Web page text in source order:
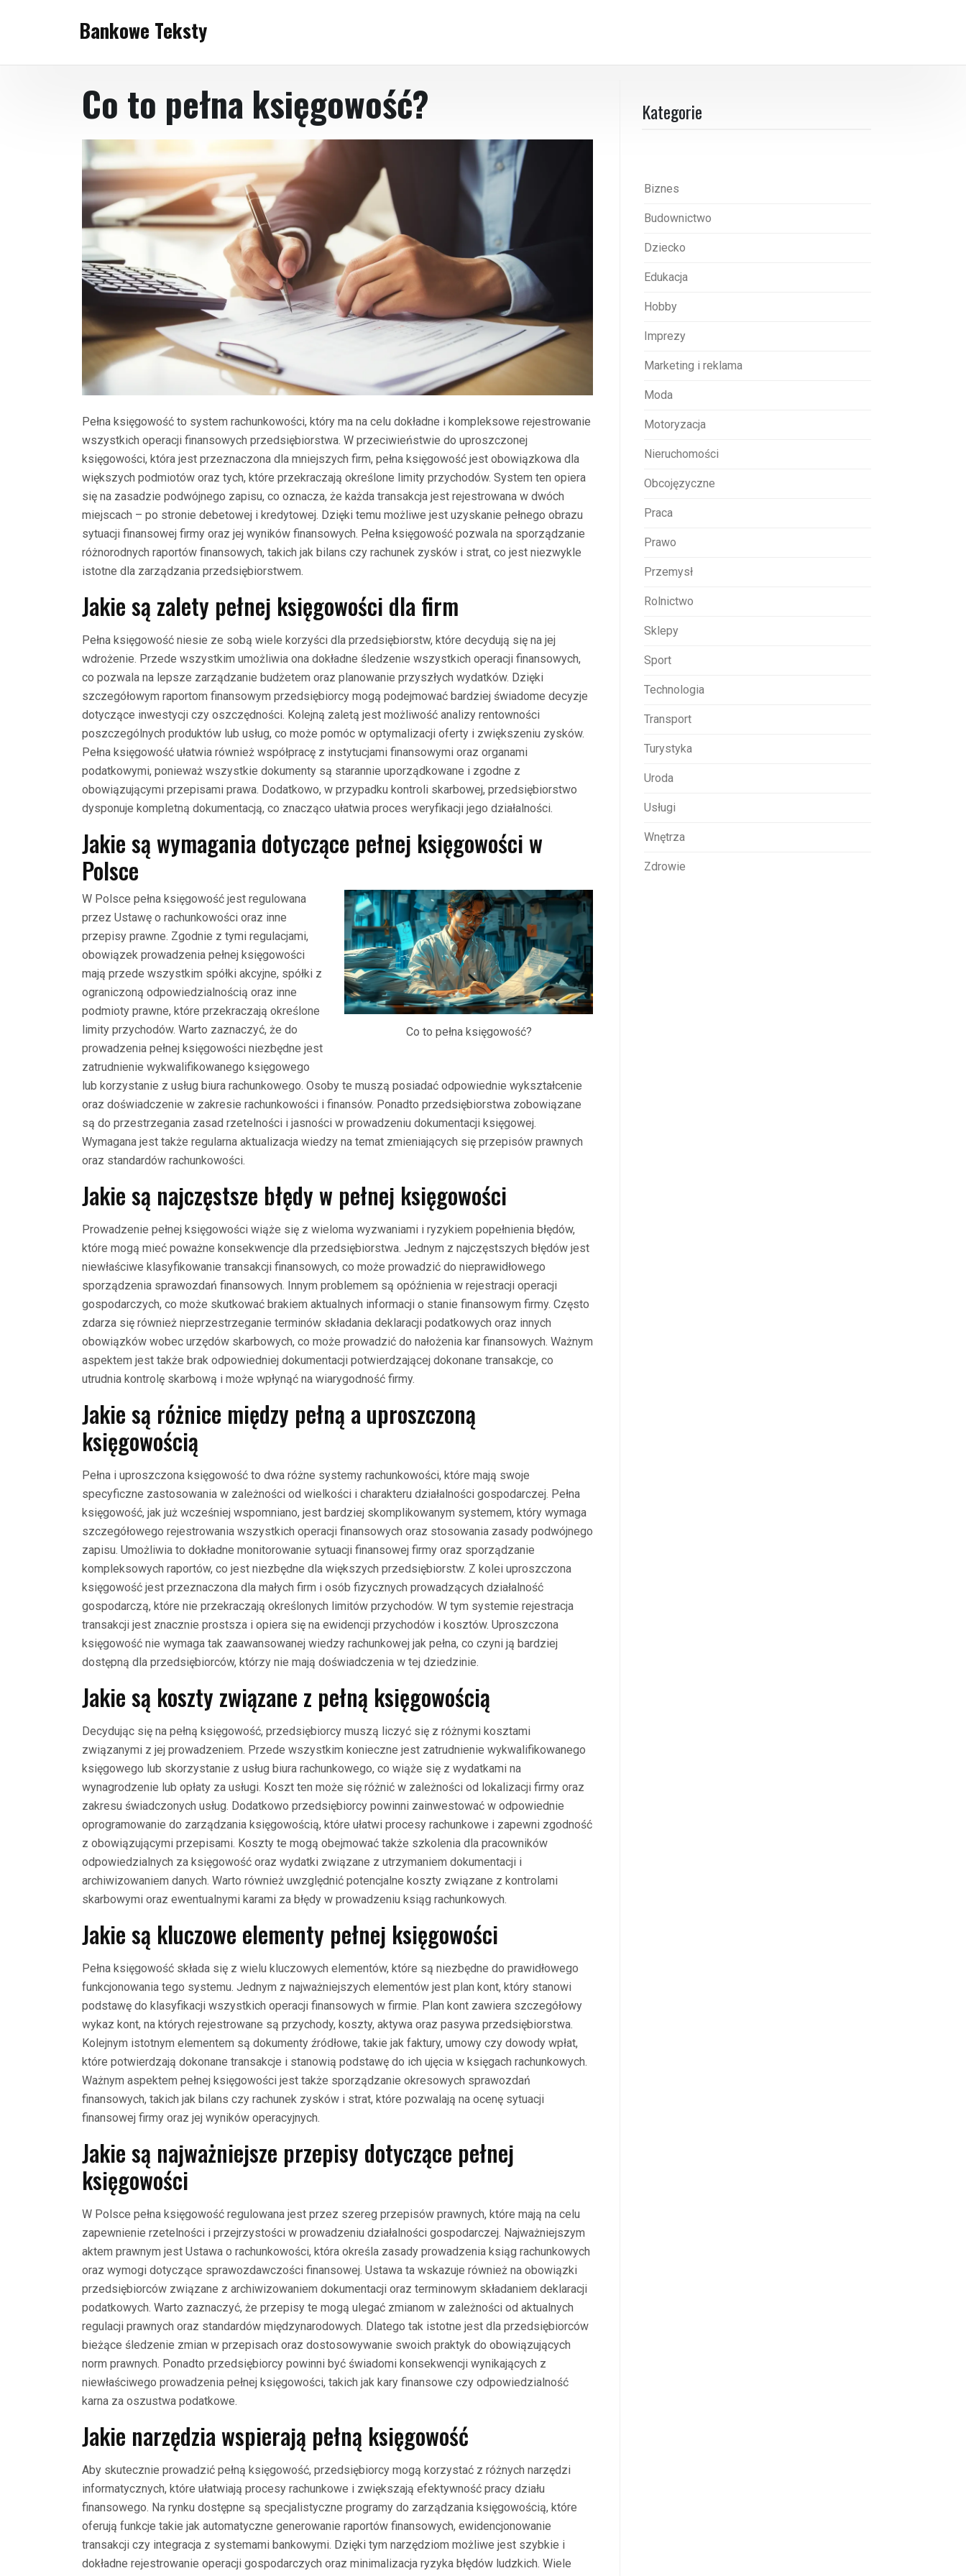
Bankowe Teksty
Co to pełna księgowość?
Pełna księgowość to system rachunkowości, który ma na celu dokładne i kompleksowe rejestrowanie
wszystkich operacji finansowych przedsiębiorstwa. W przeciwieństwie do uproszczonej
księgowości, która jest przeznaczona dla mniejszych firm, pełna księgowość jest obowiązkowa dla
większych podmiotów oraz tych, które przekraczają określone limity przychodów. System ten opiera
się na zasadzie podwójnego zapisu, co oznacza, że każda transakcja jest rejestrowana w dwóch
miejscach – po stronie debetowej i kredytowej. Dzięki temu możliwe jest uzyskanie pełnego obrazu
sytuacji finansowej firmy oraz jej wyników finansowych. Pełna księgowość pozwala na sporządzanie
różnorodnych raportów finansowych, takich jak bilans czy rachunek zysków i strat, co jest niezwykle
istotne dla zarządzania przedsiębiorstwem.
Jakie są zalety pełnej księgowości dla firm
Pełna księgowość niesie ze sobą wiele korzyści dla przedsiębiorstw, które decydują się na jej
wdrożenie. Przede wszystkim umożliwia ona dokładne śledzenie wszystkich operacji finansowych,
co pozwala na lepsze zarządzanie budżetem oraz planowanie przyszłych wydatków. Dzięki
szczegółowym raportom finansowym przedsiębiorcy mogą podejmować bardziej świadome decyzje
dotyczące inwestycji czy oszczędności. Kolejną zaletą jest możliwość analizy rentowności
poszczególnych produktów lub usług, co może pomóc w optymalizacji oferty i zwiększeniu zysków.
Pełna księgowość ułatwia również współpracę z instytucjami finansowymi oraz organami
podatkowymi, ponieważ wszystkie dokumenty są starannie uporządkowane i zgodne z
obowiązującymi przepisami prawa. Dodatkowo, w przypadku kontroli skarbowej, przedsiębiorstwo
dysponuje kompletną dokumentacją, co znacząco ułatwia proces weryfikacji jego działalności.
Jakie są wymagania dotyczące pełnej księgowości w
Polsce
Co to pełna księgowość?
W Polsce pełna księgowość jest regulowana
przez Ustawę o rachunkowości oraz inne
przepisy prawne. Zgodnie z tymi regulacjami,
obowiązek prowadzenia pełnej księgowości
mają przede wszystkim spółki akcyjne, spółki z
ograniczoną odpowiedzialnością oraz inne
podmioty prawne, które przekraczają określone
limity przychodów. Warto zaznaczyć, że do
prowadzenia pełnej księgowości niezbędne jest
zatrudnienie wykwalifikowanego księgowego
lub korzystanie z usług biura rachunkowego. Osoby te muszą posiadać odpowiednie wykształcenie
oraz doświadczenie w zakresie rachunkowości i finansów. Ponadto przedsiębiorstwa zobowiązane
są do przestrzegania zasad rzetelności i jasności w prowadzeniu dokumentacji księgowej.
Wymagana jest także regularna aktualizacja wiedzy na temat zmieniających się przepisów prawnych
oraz standardów rachunkowości.
Jakie są najczęstsze błędy w pełnej księgowości
Prowadzenie pełnej księgowości wiąże się z wieloma wyzwaniami i ryzykiem popełnienia błędów,
które mogą mieć poważne konsekwencje dla przedsiębiorstwa. Jednym z najczęstszych błędów jest
niewłaściwe klasyfikowanie transakcji finansowych, co może prowadzić do nieprawidłowego
sporządzenia sprawozdań finansowych. Innym problemem są opóźnienia w rejestracji operacji
gospodarczych, co może skutkować brakiem aktualnych informacji o stanie finansowym firmy. Często
zdarza się również nieprzestrzeganie terminów składania deklaracji podatkowych oraz innych
obowiązków wobec urzędów skarbowych, co może prowadzić do nałożenia kar finansowych. Ważnym
aspektem jest także brak odpowiedniej dokumentacji potwierdzającej dokonane transakcje, co
utrudnia kontrolę skarbową i może wpłynąć na wiarygodność firmy.
Jakie są różnice między pełną a uproszczoną
księgowością
Pełna i uproszczona księgowość to dwa różne systemy rachunkowości, które mają swoje
specyficzne zastosowania w zależności od wielkości i charakteru działalności gospodarczej. Pełna
księgowość, jak już wcześniej wspomniano, jest bardziej skomplikowanym systemem, który wymaga
szczegółowego rejestrowania wszystkich operacji finansowych oraz stosowania zasady podwójnego
zapisu. Umożliwia to dokładne monitorowanie sytuacji finansowej firmy oraz sporządzanie
kompleksowych raportów, co jest niezbędne dla większych przedsiębiorstw. Z kolei uproszczona
księgowość jest przeznaczona dla małych firm i osób fizycznych prowadzących działalność
gospodarczą, które nie przekraczają określonych limitów przychodów. W tym systemie rejestracja
transakcji jest znacznie prostsza i opiera się na ewidencji przychodów i kosztów. Uproszczona
księgowość nie wymaga tak zaawansowanej wiedzy rachunkowej jak pełna, co czyni ją bardziej
dostępną dla przedsiębiorców, którzy nie mają doświadczenia w tej dziedzinie.
Jakie są koszty związane z pełną księgowością
Decydując się na pełną księgowość, przedsiębiorcy muszą liczyć się z różnymi kosztami
związanymi z jej prowadzeniem. Przede wszystkim konieczne jest zatrudnienie wykwalifikowanego
księgowego lub skorzystanie z usług biura rachunkowego, co wiąże się z wydatkami na
wynagrodzenie lub opłaty za usługi. Koszt ten może się różnić w zależności od lokalizacji firmy oraz
zakresu świadczonych usług. Dodatkowo przedsiębiorcy powinni zainwestować w odpowiednie
oprogramowanie do zarządzania księgowością, które ułatwi procesy rachunkowe i zapewni zgodność
z obowiązującymi przepisami. Koszty te mogą obejmować także szkolenia dla pracowników
odpowiedzialnych za księgowość oraz wydatki związane z utrzymaniem dokumentacji i
archiwizowaniem danych. Warto również uwzględnić potencjalne koszty związane z kontrolami
skarbowymi oraz ewentualnymi karami za błędy w prowadzeniu ksiąg rachunkowych.
Jakie są kluczowe elementy pełnej księgowości
Pełna księgowość składa się z wielu kluczowych elementów, które są niezbędne do prawidłowego
funkcjonowania tego systemu. Jednym z najważniejszych elementów jest plan kont, który stanowi
podstawę do klasyfikacji wszystkich operacji finansowych w firmie. Plan kont zawiera szczegółowy
wykaz kont, na których rejestrowane są przychody, koszty, aktywa oraz pasywa przedsiębiorstwa.
Kolejnym istotnym elementem są dokumenty źródłowe, takie jak faktury, umowy czy dowody wpłat,
które potwierdzają dokonane transakcje i stanowią podstawę do ich ujęcia w księgach rachunkowych.
Ważnym aspektem pełnej księgowości jest także sporządzanie okresowych sprawozdań
finansowych, takich jak bilans czy rachunek zysków i strat, które pozwalają na ocenę sytuacji
finansowej firmy oraz jej wyników operacyjnych.
Jakie są najważniejsze przepisy dotyczące pełnej
księgowości
W Polsce pełna księgowość regulowana jest przez szereg przepisów prawnych, które mają na celu
zapewnienie rzetelności i przejrzystości w prowadzeniu działalności gospodarczej. Najważniejszym
aktem prawnym jest Ustawa o rachunkowości, która określa zasady prowadzenia ksiąg rachunkowych
oraz wymogi dotyczące sprawozdawczości finansowej. Ustawa ta wskazuje również na obowiązki
przedsiębiorców związane z archiwizowaniem dokumentacji oraz terminowym składaniem deklaracji
podatkowych. Warto zaznaczyć, że przepisy te mogą ulegać zmianom w zależności od aktualnych
regulacji prawnych oraz standardów międzynarodowych. Dlatego tak istotne jest dla przedsiębiorców
bieżące śledzenie zmian w przepisach oraz dostosowywanie swoich praktyk do obowiązujących
norm prawnych. Ponadto przedsiębiorcy powinni być świadomi konsekwencji wynikających z
niewłaściwego prowadzenia pełnej księgowości, takich jak kary finansowe czy odpowiedzialność
karna za oszustwa podatkowe.
Jakie narzędzia wspierają pełną księgowość
Aby skutecznie prowadzić pełną księgowość, przedsiębiorcy mogą korzystać z różnych narzędzi
informatycznych, które ułatwiają procesy rachunkowe i zwiększają efektywność pracy działu
finansowego. Na rynku dostępne są specjalistyczne programy do zarządzania księgowością, które
oferują funkcje takie jak automatyczne generowanie raportów finansowych, ewidencjonowanie
transakcji czy integracja z systemami bankowymi. Dzięki tym narzędziom możliwe jest szybkie i
dokładne rejestrowanie operacji gospodarczych oraz minimalizacja ryzyka błędów ludzkich. Wiele
Kategorie
Biznes
Budownictwo
Dziecko
Edukacja
Hobby
Imprezy
Marketing i reklama
Moda
Motoryzacja
Nieruchomości
Obcojęzyczne
Praca
Prawo
Przemysł
Rolnictwo
Sklepy
Sport
Technologia
Transport
Turystyka
Uroda
Usługi
Wnętrza
Zdrowie